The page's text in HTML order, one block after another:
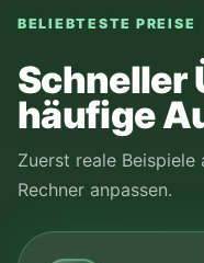
BELIEBTESTE PREISE
Schneller
häufige
Zuerst reale Beispiele
Rechner anpassen.